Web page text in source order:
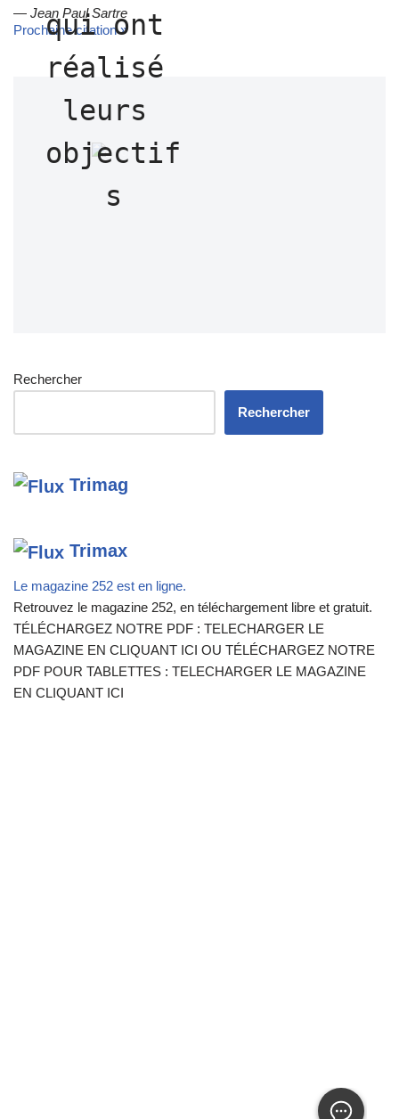
— Jean Paul Sartre
Prochaine citation »
qui ont
réalisé
leurs
objectif
s
Rechercher
Rechercher
Trimag
Trimax
Le magazine 252 est en ligne.
Retrouvez le magazine 252, en téléchargement libre et gratuit.
TÉLÉCHARGEZ NOTRE PDF : TELECHARGER LE
MAGAZINE EN CLIQUANT ICI OU TÉLÉCHARGEZ NOTRE
PDF POUR TABLETTES : TELECHARGER LE MAGAZINE
EN CLIQUANT ICI